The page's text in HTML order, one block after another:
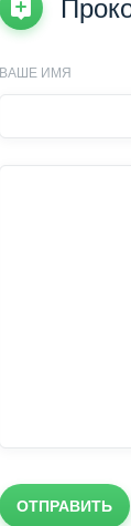
ВАШЕ ИМЯ
ОТПРАВИТЬ